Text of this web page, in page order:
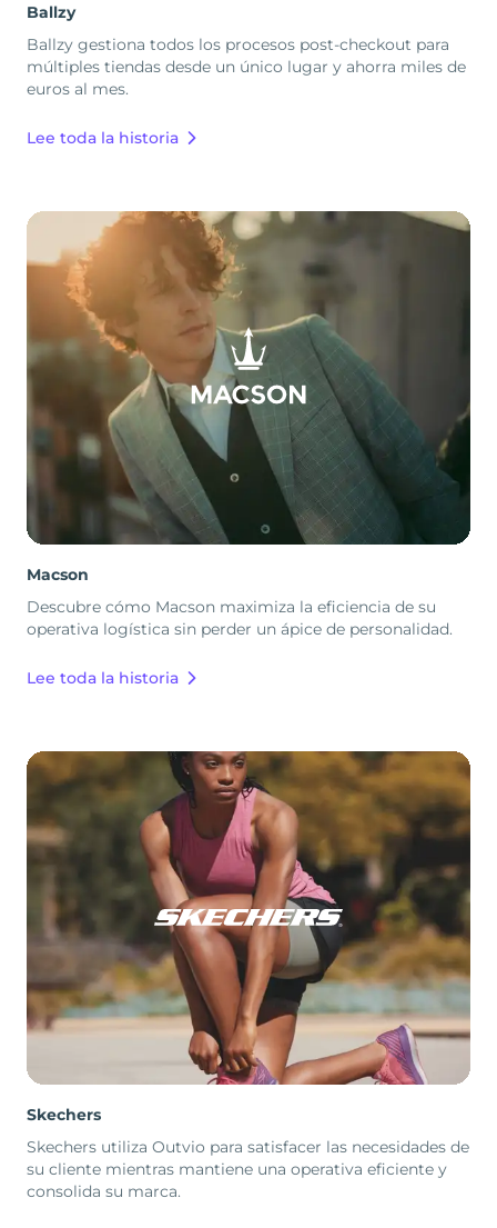
Ballzy
Ballzy gestiona todos los procesos post-checkout para
múltiples tiendas desde un único lugar y ahorra miles de
euros al mes.
Lee toda la historia
Macson
Descubre cómo Macson maximiza la eficiencia de su
operativa logística sin perder un ápice de personalidad.
Lee toda la historia
Skechers
Skechers utiliza Outvio para satisfacer las necesidades de
su cliente mientras mantiene una operativa eficiente y
consolida su marca.